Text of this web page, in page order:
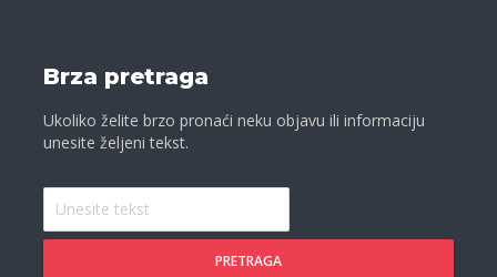
Brza pretraga
Ukoliko želite brzo pronaći neku objavu ili informaciju
unesite željeni tekst.
PRETRAGA